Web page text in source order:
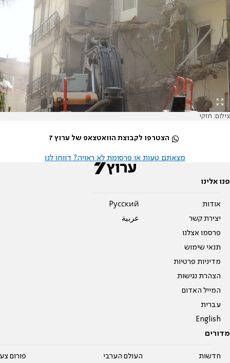
צילום: חזקי
הצטרפו לקבוצת הוואטצאפ של ערוץ 7
מצאתם טעות או פרסומת לא ראויה? דווחו לנו
פנו אלינו
אודות
יצירת קשר
פרסמו אצלנו
תנאי שימוש
מדיניות פרטיות
הצהרת נגישות
המייל האדום
עברית
English
Pусский
عربية
מדורים
חדשות העולם הערבי פורום